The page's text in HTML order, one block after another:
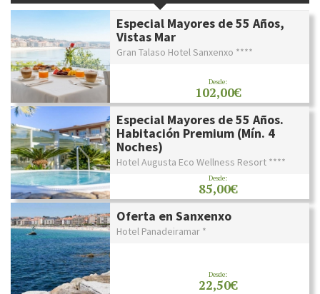
Especial Mayores de 55 Años,
Vistas Mar
Gran Talaso Hotel Sanxenxo ****
Desde:
102,00€
Especial Mayores de 55 Años.
Habitación Premium (Mín. 4
Noches)
Hotel Augusta Eco Wellness Resort ****
Desde:
85,00€
Oferta en Sanxenxo
Hotel Panadeiramar *
Desde:
22,50€